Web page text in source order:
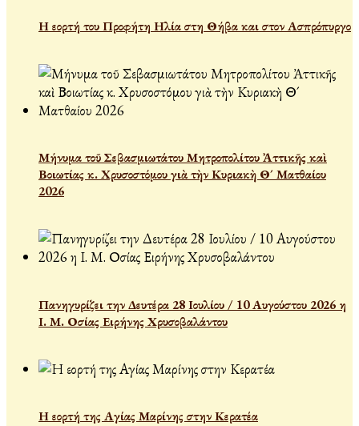
Η εορτή του Προφήτη Ηλία στη Θήβα και στον Ασπρόπυργο
Μήνυμα τοῦ Σεβασμιωτάτου Μητροπολίτου Ἀττικῆς καὶ
Βοιωτίας κ. Χρυσοστόμου γιὰ τὴν Κυριακὴ Θ´ Ματθαίου
2026
Πανηγυρίζει την Δευτέρα 28 Ιουλίου / 10 Αυγούστου 2026 η
Ι. Μ. Οσίας Ειρήνης Χρυσοβαλάντου
Η εορτή της Αγίας Μαρίνης στην Κερατέα